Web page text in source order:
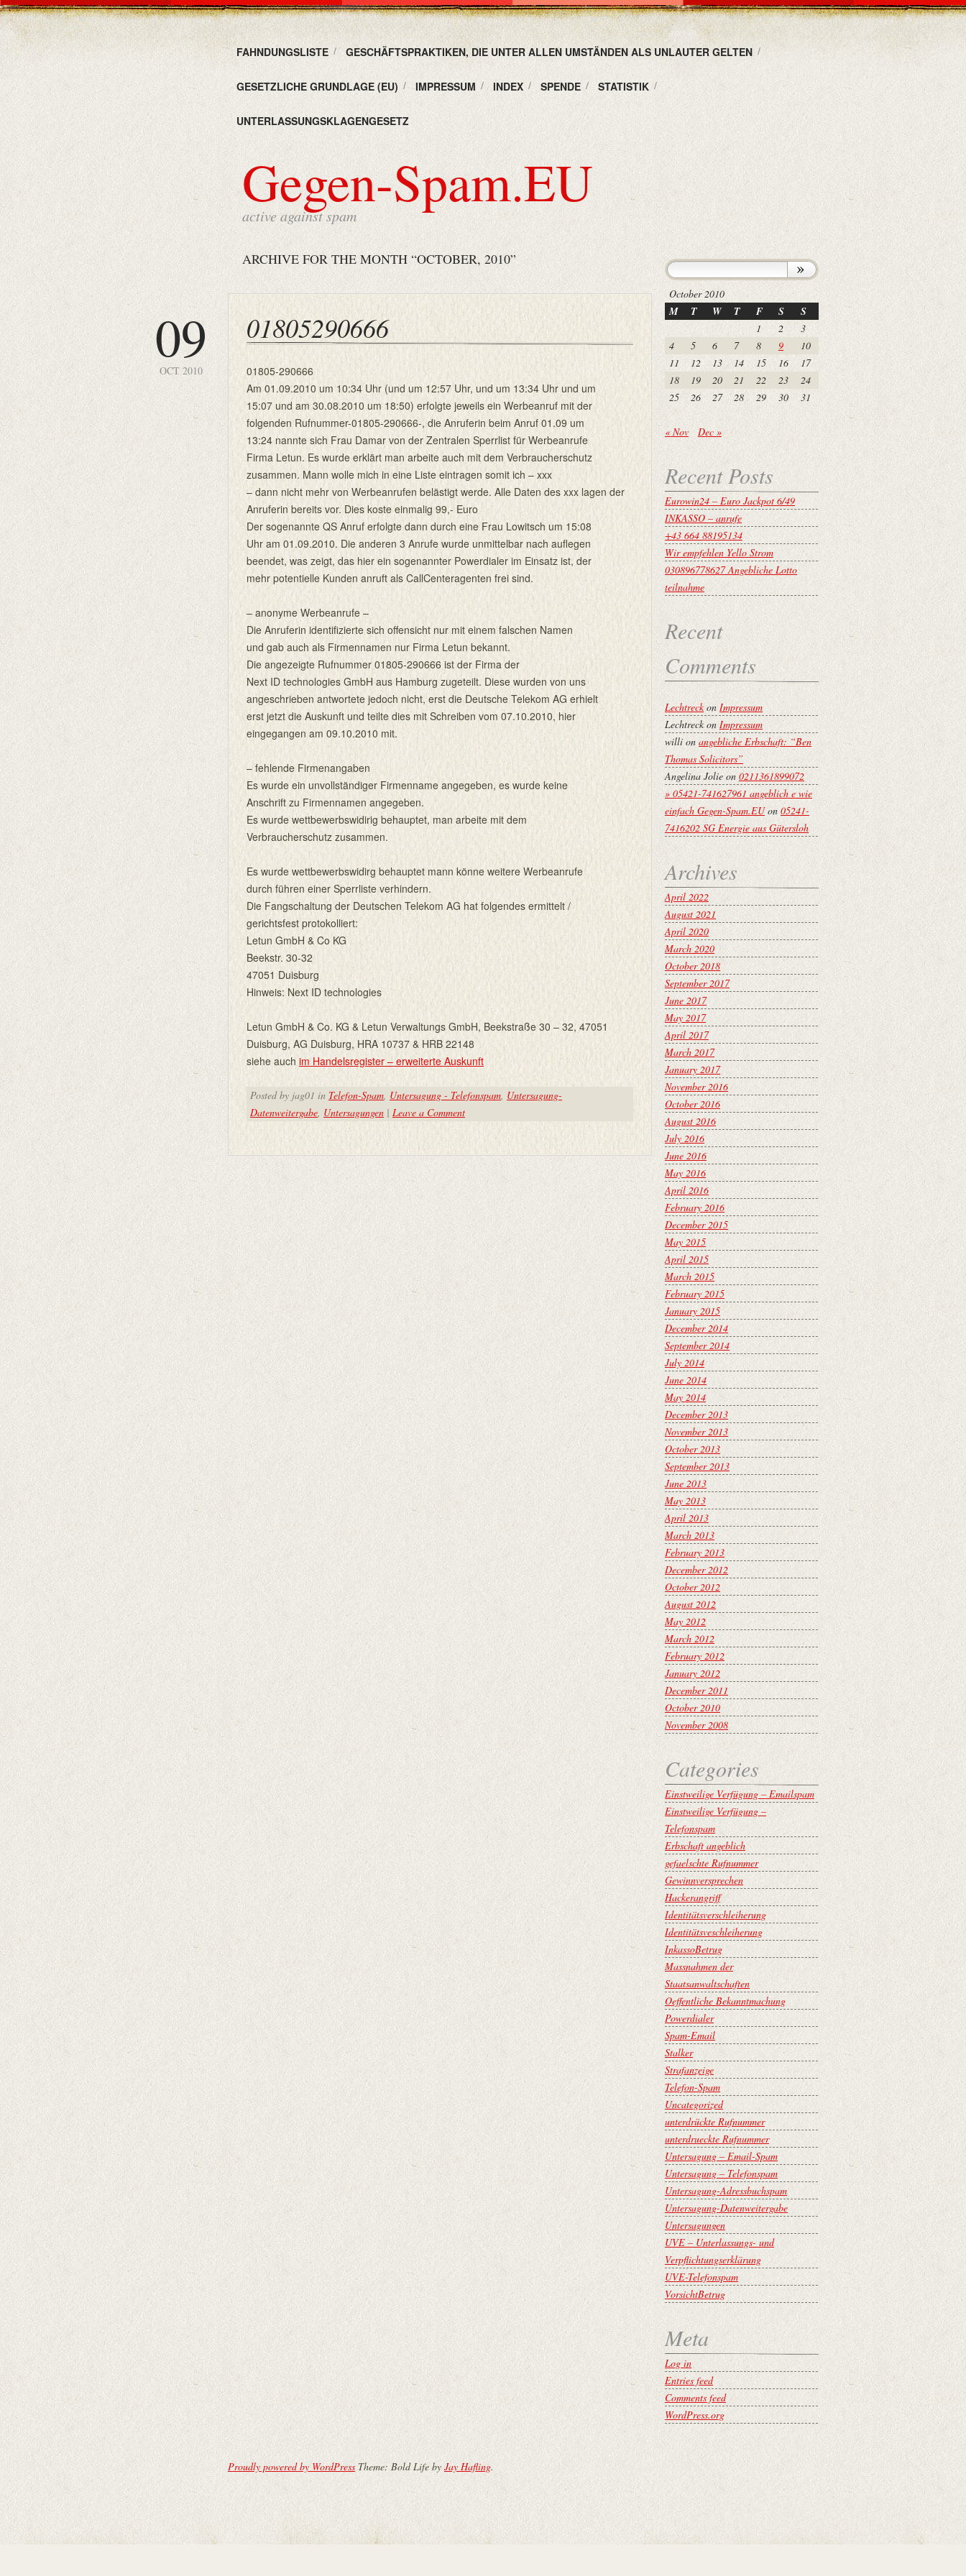
FAHNDUNGSLISTE GESCHÄFTSPRAKTIKEN, DIE UNTER ALLEN UMSTÄNDEN ALS UNLAUTER GELTEN
GESETZLICHE GRUNDLAGE (EU) IMPRESSUM INDEX SPENDE STATISTIK
UNTERLASSUNGSKLAGENGESETZ
Gegen-Spam.EU
active against spam
ARCHIVE FOR THE MONTH “OCTOBER, 2010”
09
OCT 2010
01805290666
01805-290666
Am 01.09.2010 um 10:34 Uhr (und um 12:57 Uhr, und um 13:34 Uhr und um
15:07 und am 30.08.2010 um 18:50) erfolgte jeweils ein Werbeanruf mit der
folgenden Rufnummer-01805-290666-, die Anruferin beim Anruf 01.09 um
13:24 nannte sich Frau Damar von der Zentralen Sperrlist für Werbeanrufe
Firma Letun. Es wurde erklärt man arbeite auch mit dem Verbraucherschutz
zusammen. Mann wolle mich in eine Liste eintragen somit ich – xxx
– dann nicht mehr von Werbeanrufen belästigt werde. Alle Daten des xxx lagen der
Anruferin bereits vor. Dies koste einmalig 99,- Euro
Der sogenannte QS Anruf erfolgte dann durch eine Frau Lowitsch um 15:08
Uhr am 01.09.2010. Die anderen 3 Anrufe wurde unmittelbar nach auflegen
beendet, was zeigt, das hier ein sogenannter Powerdialer im Einsatz ist, der
mehr potentielle Kunden anruft als CallCenteragenten frei sind.
– anonyme Werbeanrufe –
Die Anruferin identifizierte sich offensicht nur mit einem falschen Namen
und gab auch als Firmennamen nur Firma Letun bekannt.
Die angezeigte Rufnummer 01805-290666 ist der Firma der
Next ID technologies GmbH aus Hamburg zugeteilt. Diese wurden von uns
angeschrieben antwortete jedoch nicht, erst die Deutsche Telekom AG erhielt
erst jetzt die Auskunft und teilte dies mit Schreiben vom 07.10.2010, hier
eingegangen am 09.10.2010 mit.
– fehlende Firmenangaben
Es wurde ein unvollständiger Firmenname angegeben, es wurde keine
Anschrift zu Firmennamen angegeben.
Es wurde wettbewerbswidirig behauptet, man arbeite mit dem
Verbraucherschutz zusammen.
Es wurde wettbewerbswidirg behauptet mann könne weitere Werbeanrufe
durch führen einer Sperrliste verhindern.
Die Fangschaltung der Deutschen Telekom AG hat folgendes ermittelt /
gerichtsfest protokolliert:
Letun GmbH & Co KG
Beekstr. 30-32
47051 Duisburg
Hinweis: Next ID technologies
Letun GmbH & Co. KG & Letun Verwaltungs GmbH, Beekstraße 30 – 32, 47051
Duisburg, AG Duisburg, HRA 10737 & HRB 22148
siehe auch im Handelsregister – erweiterte Auskunft
Posted by jag01 in Telefon-Spam, Untersagung - Telefonspam, Untersagung-
Datenweitergabe, Untersagungen | Leave a Comment
October 2010
M T W T F S S
1 2
3
4
5 6 7 8 9
10
11
12 13 14 15 16
17
18
19 20 21 22 23
24
25
26 27 28 29 30 31
« Nov Dec »
Recent Posts
Eurowin24 – Euro Jackpot 6/49
INKASSO – anrufe
+43 664 88195134
Wir empfehlen Yello Strom
030896778627 Angebliche Lotto
teilnahme
Recent
Comments
Lechtreckon Impressum
Lechtreck on Impressum
willi on angebliche Erbschaft: “Ben
Thomas Solicitors”
Angelina Jolie on 0211361899072
» 05421-741627961 angeblich e wie
einfach Gegen-Spam.EUon 05241-
7416202 SG Energie aus Gütersloh
Archives
April 2022
August 2021
April 2020
March 2020
October 2018
September 2017
June 2017
May 2017
April 2017
March 2017
January 2017
November 2016
October 2016
August 2016
July 2016
June 2016
May 2016
April 2016
February 2016
December 2015
May 2015
April 2015
March 2015
February 2015
January 2015
December 2014
September 2014
July 2014
June 2014
May 2014
December 2013
November 2013
October 2013
September 2013
June 2013
May 2013
April 2013
March 2013
February 2013
December 2012
October 2012
August 2012
May 2012
March 2012
February 2012
January 2012
December 2011
October 2010
November 2008
Categories
Einstweilige Verfügung – Emailspam
Einstweilige Verfügung –
Telefonspam
Erbschaft angeblich
gefaelschte Rufnummer
Gewinnversprechen
Hackerangriff
Identitätsverschleiherung
Identitätsveschleiherung
InkassoBetrug
Massnahmen der
Staatsanwaltschaften
Oeffentliche Bekanntmachung
Powerdialer
Spam-Email
Stalker
Strafanzeige
Telefon-Spam
Uncategorized
unterdrückte Rufnummer
unterdrueckte Rufnummer
Untersagung – Email-Spam
Untersagung – Telefonspam
Untersagung-Adressbuchspam
Untersagung-Datenweitergabe
Untersagungen
UVE – Unterlassungs- und
Verpflichtungserklärung
UVE-Telefonspam
VorsichtBetrug
Meta
Log in
Entries feed
Comments feed
WordPress.org
Proudly powered by WordPress Theme: Bold Life by Jay Hafling.